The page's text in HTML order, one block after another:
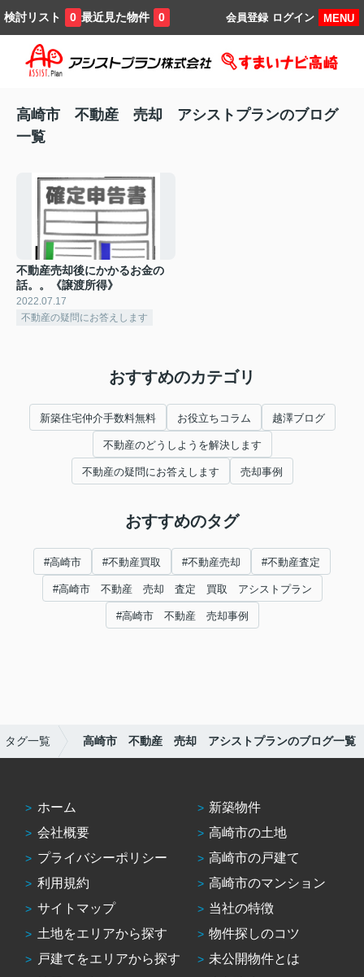
検討リスト 0 最近見た物件 0 MENU
ログイン
会員登録
高崎市 不動産 売却 アシストプランのブログ
一覧
不動産売却後にかかるお金の
話。。《譲渡所得》
2022.07.17
不動産の疑問にお答えします
おすすめのカテゴリ
新築住宅仲介手数料無料 お役立ちコラム 越澤ブログ
不動産のどうしようを解決します
不動産の疑問にお答えします 売却事例
おすすめのタグ
#高崎市 #不動産買取 #不動産売却 #不動産査定
#高崎市 不動産 売却 査定 買取 アシストプラン
#高崎市 不動産 売却事例
タグ一覧 高崎市 不動産 売却 アシストプランのブログ一覧
ホーム
会社概要
プライバシーポリシー
利用規約
サイトマップ
土地をエリアから探す
戸建てをエリアから探す
新築物件
高崎市の土地
高崎市の戸建て
高崎市のマンション
当社の特徴
物件探しのコツ
未公開物件とは